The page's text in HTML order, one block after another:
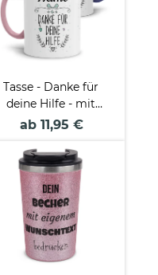
Tasse - Danke für
deine Hilfe - mit
Name
ab 11,95 €